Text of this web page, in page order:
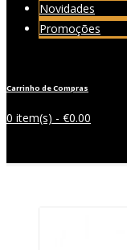
Novidades
Promoções
Carrinho de Compras
0 item(s) - €0.00